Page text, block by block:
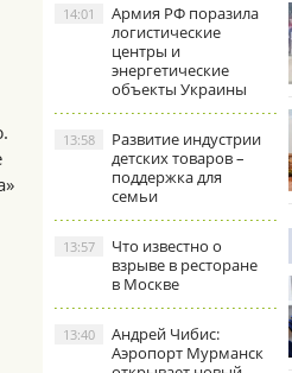
Армия РФ поразила
логистические
центры и
энергетические
объекты Украины
14:01
Развитие индустрии
детских товаров –
поддержка для
семьи
13:58
Что известно о
взрыве в ресторане
в Москве
13:57
Андрей Чибис:
Аэропорт Мурманск
13:40